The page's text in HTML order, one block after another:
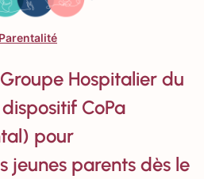
Parentalité
Hospitalier du
CoPa
pour
jeunes parents dès le